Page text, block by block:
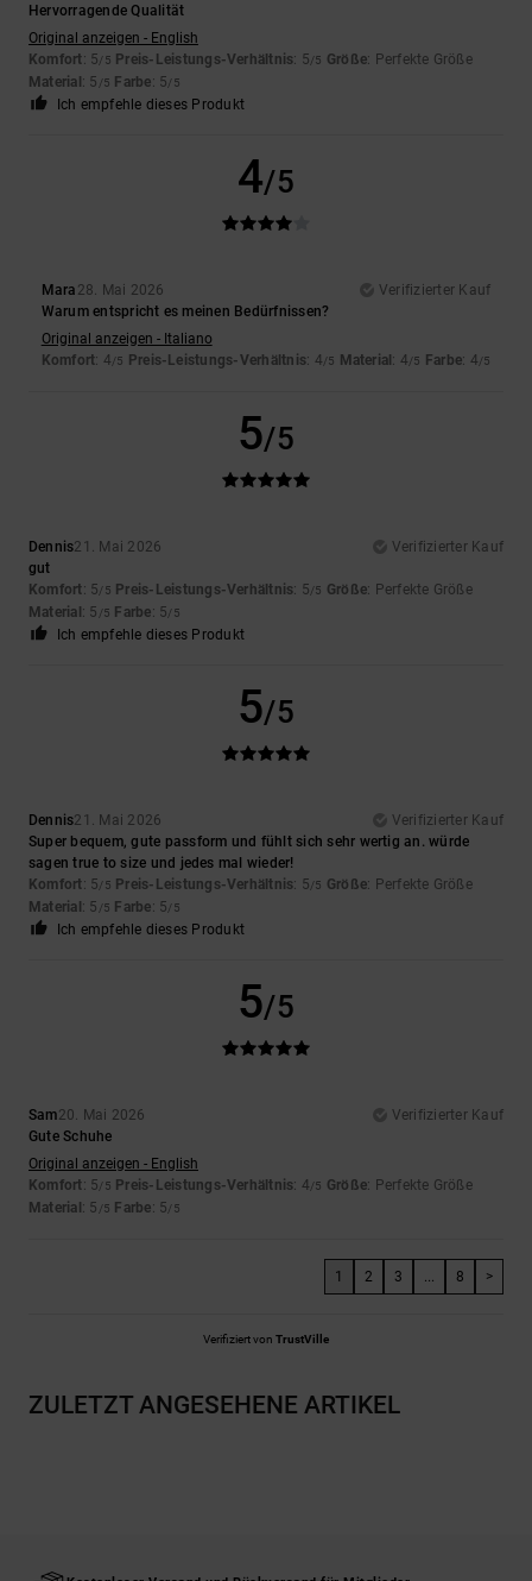
Hervorragende Qualität
Original anzeigen - English
Komfort: 5/5 Preis-Leistungs-Verhältnis: 5/5 Größe: Perfekte Größe
Material: 5 /5 Farbe: 5/5
Ich empfehle dieses Produkt
4/5
Mara 28. Mai 2026
Verifizierter Kauf
Warum entspricht es meinen Bedürfnissen?
Original anzeigen - Italiano
Komfort: 4/5 Preis-Leistungs-Verhältnis: 4/5 Material: 4/5 Farbe: 4/5
5/5
Dennis21. Mai 2026
Verifizierter Kauf
gut
Komfort: 5/5 Preis-Leistungs-Verhältnis: 5/5 Größe: Perfekte Größe
Material: 5 /5 Farbe: 5/5
Ich empfehle dieses Produkt
5/5
Dennis21. Mai 2026
Verifizierter Kauf
Super bequem, gute passform und fühlt sich sehr wertig an. würde
sagen true to size und jedes mal wieder!
Komfort: 5/5 Preis-Leistungs-Verhältnis: 5/5 Größe: Perfekte Größe
Material: 5 /5 Farbe: 5/5
Ich empfehle dieses Produkt
5/5
Sam20. Mai 2026
Verifizierter Kauf
Gute Schuhe
Original anzeigen - English
Komfort: 5/5 Preis-Leistungs-Verhältnis: 4/5 Größe: Perfekte Größe
Material: 5 /5 Farbe: 5/5
1 2 3 8 >
Verifiziert von TrustVille
ZULETZT ANGESEHENE ARTIKEL